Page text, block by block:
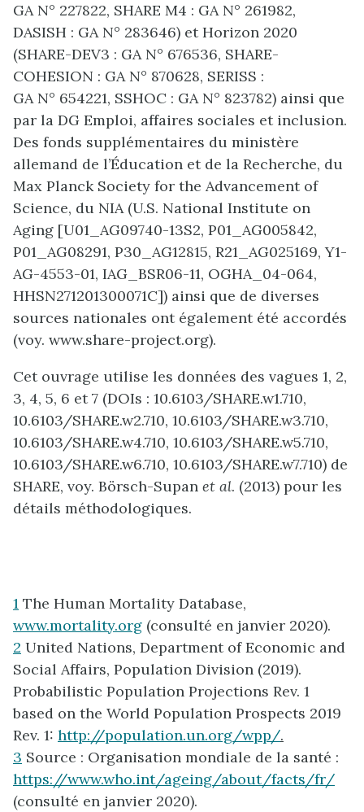
GA N° 227822, SHARE M4 : GA N° 261982,
DASISH : GA N° 283646) et Horizon 2020
(SHARE-DEV3 : GA N° 676536, SHARE-
COHESION : GA N° 870628, SERISS :
GA N° 654221, SSHOC : GA N° 823782) ainsi que
par la DG Emploi, affaires sociales et inclusion.
Des fonds supplémentaires du ministère
allemand de l’Éducation et de la Recherche, du
Max Planck Society for the Advancement of
Science, du NIA (U.S. National Institute on
Aging [U01_AG09740-13S2, P01_AG005842,
P01_AG08291, P30_AG12815, R21_AG025169, Y1-
AG-4553-01, IAG_BSR06-11, OGHA_04-064,
HHSN271201300071C]) ainsi que de diverses
sources nationales ont également été accordés
(voy. www.share-project.org).
Cet ouvrage utilise les données des vagues 1, 2,
3, 4, 5, 6 et 7 (DOIs : 10.6103/SHARE.w1.710,
10.6103/SHARE.w2.710, 10.6103/SHARE.w3.710,
10.6103/SHARE.w4.710, 10.6103/SHARE.w5.710,
10.6103/SHARE.w6.710, 10.6103/SHARE.w7.710) de
SHARE, voy. Börsch-Supan et al. (2013) pour les
détails méthodologiques.
1 The Human Mortality Database,
www.mortality.org (consulté en janvier 2020).
2 United Nations, Department of Economic and
Social Affairs, Population Division (2019).
Probabilistic Population Projections Rev. 1
based on the World Population Prospects 2019
Rev. 1: http://population.un.org/wpp/.
3 Source : Organisation mondiale de la santé :
https://www.who.int/ageing/about/facts/fr/
(consulté en janvier 2020).